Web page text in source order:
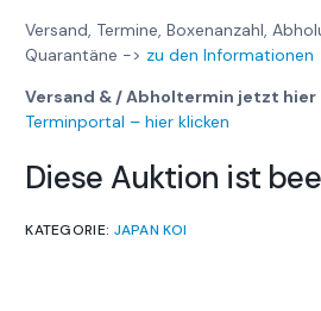
Versand, Termine, Boxenanzahl,
Quarantäne -> zu den Informationen
Versand & / Abholtermin jetzt hier
Terminportal – hier klicken
Diese Auktion ist
KATEGORIE: JAPAN KOI